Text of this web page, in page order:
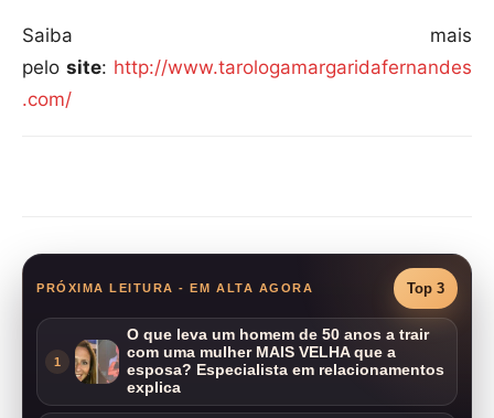
Saiba mais
pelo site: http://www.tarologamargaridafernandes
.com/
PRÓXIMA LEITURA - EM ALTA AGORA Top 3
1
O que leva um homem de 50 anos a trair
com uma mulher MAIS VELHA que a
esposa? Especialista em relacionamentos
explica